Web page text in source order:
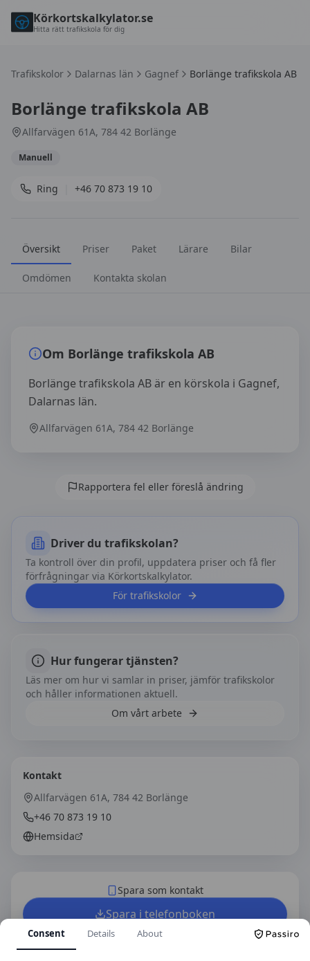
Körkortskalkylator.se
Hitta rätt trafikskola för dig
Trafikskolor Dalarnas län Gagnef Borlänge trafikskola AB
Borlänge trafikskola AB
Allfarvägen 61A, 784 42 Borlänge
Manuell
Ring +46 70 873 19 10
Översikt Priser Paket Lärare Bilar
Omdömen Kontakta skolan
Om Borlänge trafikskola AB
Borlänge trafikskola AB är en körskola i Gagnef,
Dalarnas län.
Allfarvägen 61A, 784 42 Borlänge
Rapportera fel eller föreslå ändring
Driver du trafikskolan?
Ta kontroll över din profil, uppdatera priser och få fler
förfrågningar via Körkortskalkylator.
För trafikskolor
Hur fungerar tjänsten?
Läs mer om hur vi samlar in priser, jämför trafikskolor
och håller informationen aktuell.
Om vårt arbete
Kontakt
Allfarvägen 61A, 784 42 Borlänge
+46 70 873 19 10
Hemsida
Spara som kontakt
Spara i telefonboken
Laddar ner ett kontaktkort som du kan lägga
till
Consent Details About